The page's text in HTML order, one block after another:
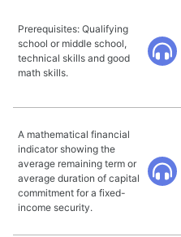
Prerequisites: Qualifying
school or middle school,
technical skills and good
math skills.
A mathematical financial
indicator showing the
average remaining term or
average duration of capital
commitment for a fixed-
income security.